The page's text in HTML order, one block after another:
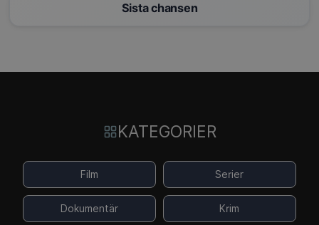
Sista chansen
KATEGORIER
Film Serier
Dokumentär Krim